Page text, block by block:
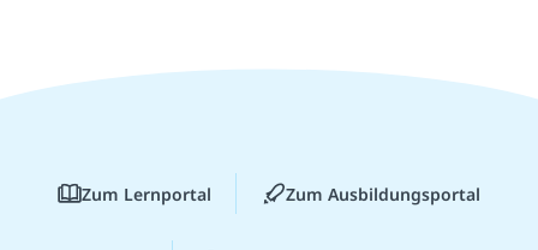
Zum Lernportal Zum Ausbildungsportal